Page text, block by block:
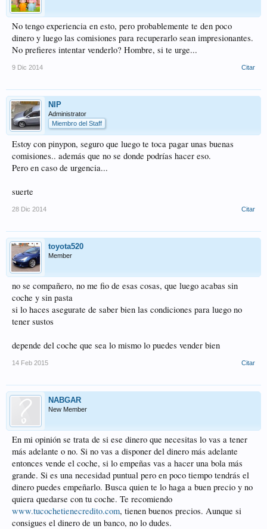
No tengo experiencia en esto, pero probablemente te den poco
dinero y luego las comisiones para recuperarlo sean impresionantes.
No prefieres intentar venderlo? Hombre, si te urge...
9 Dic 2014 Citar
NIP
Administrator
Miembro del Staff
Estoy con pinypon, seguro que luego te toca pagar unas buenas
comisiones.. además que no se donde podrías hacer eso.
Pero en caso de urgencia...
suerte
28 Dic 2014 Citar
toyota520
Member
no se compañero, no me fio de esas cosas, que luego acabas sin
coche y sin pasta
si lo haces asegurate de saber bien las condiciones para luego no
tener sustos
depende del coche que sea lo mismo lo puedes vender bien
14 Feb 2015 Citar
NABGAR
New Member
En mi opinión se trata de si ese dinero que necesitas lo vas a tener
más adelante o no. Si no vas a disponer del dinero más adelante
entonces vende el coche, si lo empeñas vas a hacer una bola más
grande. Si es una necesidad puntual pero en poco tiempo tendrás el
dinero puedes empeñarlo. Busca quien te lo haga a buen precio y no
quiera quedarse con tu coche. Te recomiendo
www.tucochetienecredito.com, tienen buenos precios. Aunque si
consigues el dinero de un banco, no lo dudes.